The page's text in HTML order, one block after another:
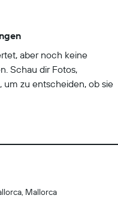
aber noch keine
Schau dir Fotos,
um zu entscheiden, ob sie
Mallorca